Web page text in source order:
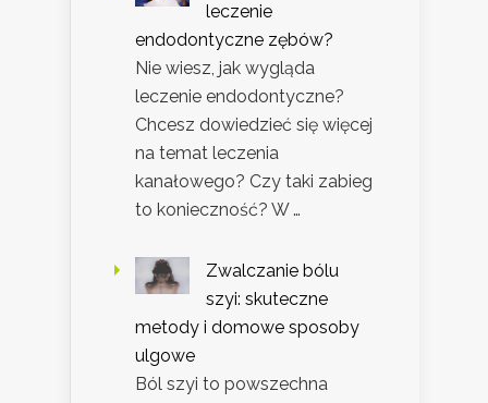
leczenie
endodontyczne zębów?
Nie wiesz, jak wygląda
leczenie endodontyczne?
Chcesz dowiedzieć się więcej
na temat leczenia
kanałowego? Czy taki zabieg
to konieczność? W …
Zwalczanie bólu
szyi: skuteczne
metody i domowe sposoby
ulgowe
Ból szyi to powszechna